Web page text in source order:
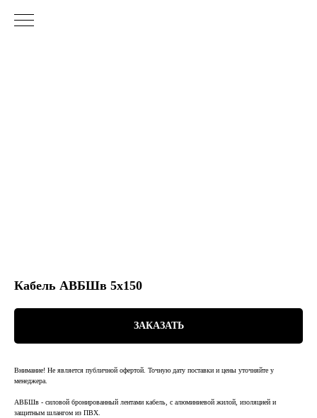
Кабель АВБШв 5х150
ЗАКАЗАТЬ
Внимание! Не является публичной офертой. Точную дату поставки и цены уточняйте у
менеджера.
АВБШв - силовой бронированный лентами кабель, с алюминиевой жилой, изоляцией и
защитным шлангом из ПВХ.